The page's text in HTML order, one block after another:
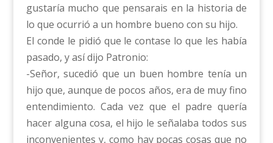
gustaría mucho que pensarais en la historia de
lo que ocurrió a un hombre bueno con su hijo.
El conde le pidió que le contase lo que les había
pasado, y así dijo Patronio:
-Señor, sucedió que un buen hombre tenía un
hijo que, aunque de pocos años, era de muy fino
entendimiento. Cada vez que el padre quería
hacer alguna cosa, el hijo le señalaba todos sus
inconvenientes y, como hay pocas cosas que no